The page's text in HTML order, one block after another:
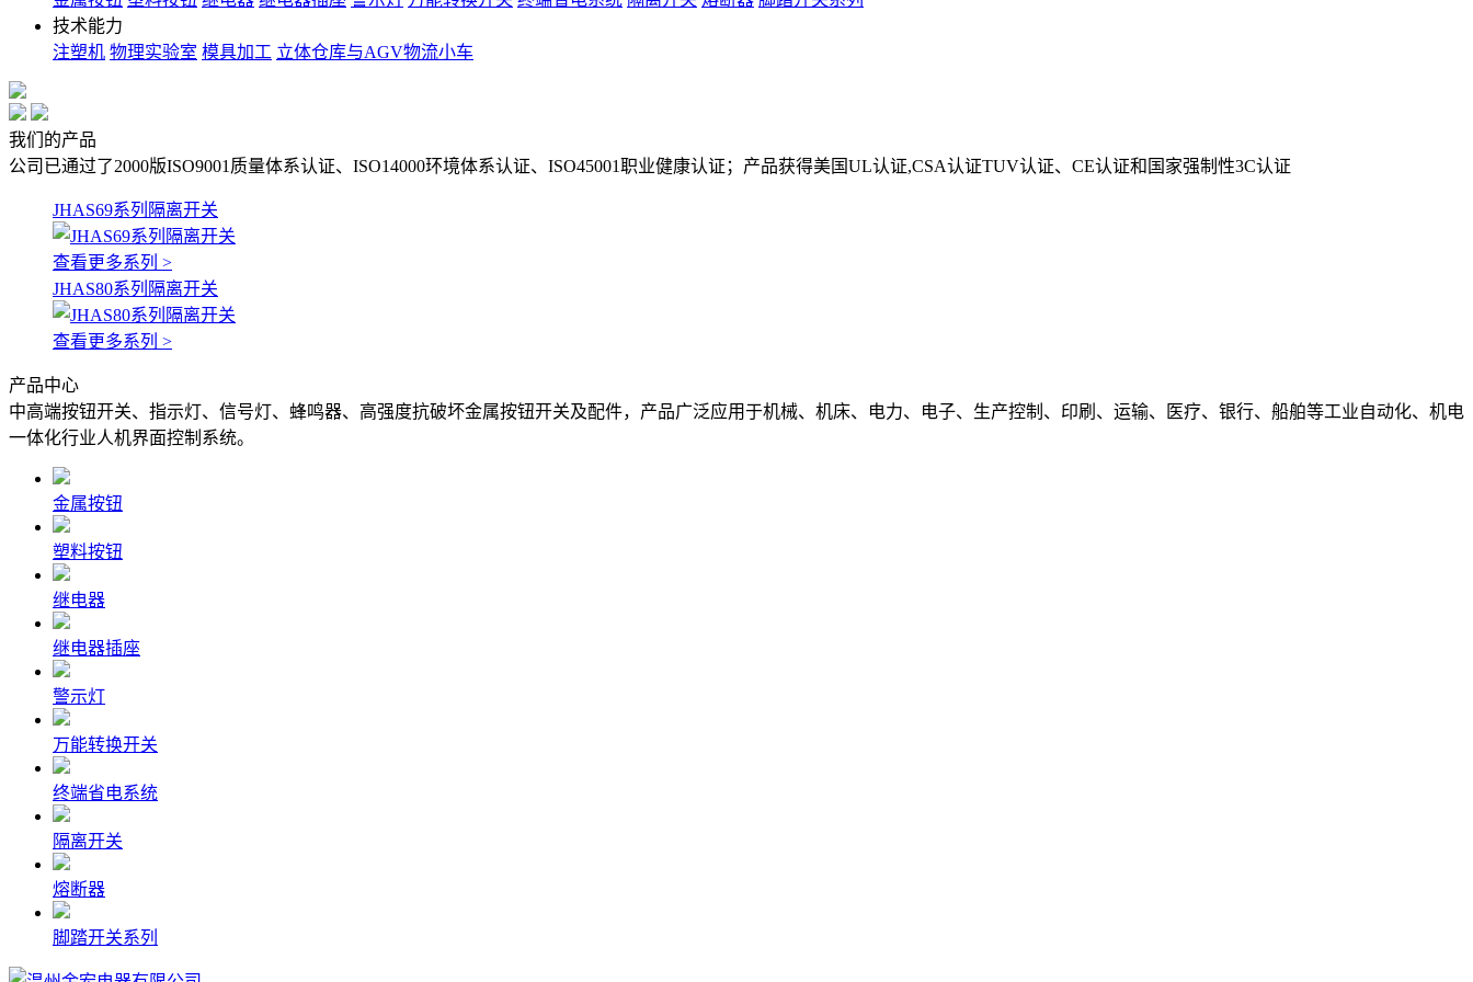
技术能力
注塑机 物理实验室 模具加工 立体仓库与AGV物流小车
我们的产品
公司已通过了2000版ISO9001质量体系认证、ISO14000环境体系认证、ISO45001职业健康认证；产品获得美国UL认证,CSA认证TUV认证、CE认证和国家强制性3C认证
JHAS69系列隔离开关
查看更多系列 >
JHAS80系列隔离开关
查看更多系列 >
产品中心
中高端按钮开关、指示灯、信号灯、蜂鸣器、高强度抗破坏金属按钮开关及配件，产品广泛应用于机械、机床、电力、电子、生产控制、印刷、运输、医疗、银行、船舶等工业自动化、机电
一体化行业人机界面控制系统。
金属按钮
塑料按钮
继电器
继电器插座
警示灯
万能转换开关
终端省电系统
隔离开关
熔断器
脚踏开关系列